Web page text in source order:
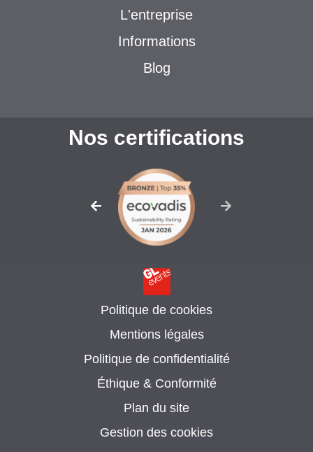
L'entreprise
Informations
Blog
Nos certifications
Politique de cookies
Mentions légales
Politique de confidentialité
Éthique & Conformité
Plan du site
Gestion des cookies